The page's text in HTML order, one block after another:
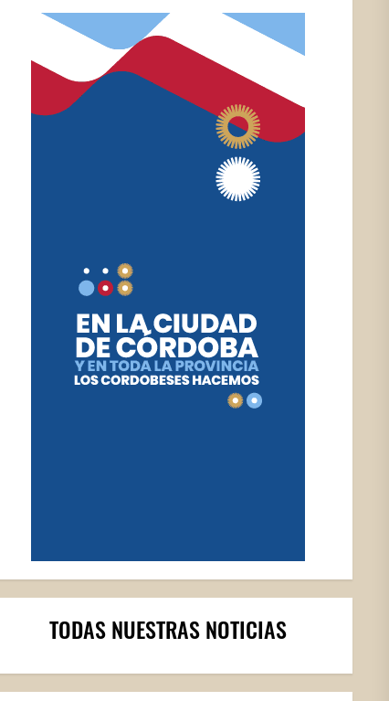
TODAS NUESTRAS NOTICIAS